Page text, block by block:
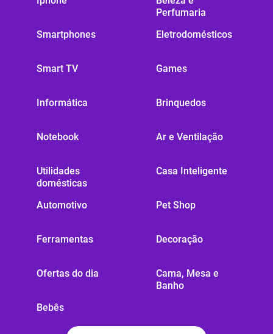
Smartphones
Smart TV
Informática
Notebook
Utilidades
domésticas
Automotivo
Ferramentas
Ofertas do dia
Bebês
Perfumaria
Eletrodomésticos
Games
Brinquedos
Ar e Ventilação
Casa Inteligente
Pet Shop
Decoração
Cama, Mesa e
Banho